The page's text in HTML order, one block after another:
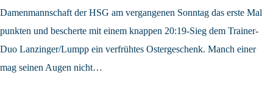
Damenmannschaft der HSG am vergangenen Sonntag das erste Mal
punkten und bescherte mit einem knappen 20:19-Sieg dem Trainer-
Duo Lanzinger/Lumpp ein verfrühtes Ostergeschenk. Manch einer
mag seinen Augen nicht…